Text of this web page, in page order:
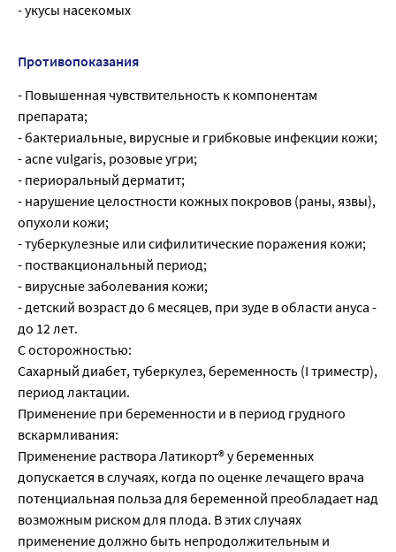
- укусы насекомых
Противопоказания
- Повышенная чувствительность к компонентам
препарата;
- бактериальные, вирусные и грибковые инфекции кожи;
- acne vulgaris, розовые угри;
- периоральный дерматит;
- нарушение целостности кожных покровов (раны, язвы),
опухоли кожи;
- туберкулезные или сифилитические поражения кожи;
- поствакциональный период;
- вирусные заболевания кожи;
- детский возраст до 6 месяцев, при зуде в области ануса -
до 12 лет.
С осторожностью:
Сахарный диабет, туберкулез, беременность (I триместр),
период лактации.
Применение при беременности и в период грудного
вскармливания:
Применение раствора Латикорт® у беременных
допускается в случаях, когда по оценке лечащего врача
потенциальная польза для беременной преобладает над
возможным риском для плода. В этих случаях
применение должно быть непродолжительным и